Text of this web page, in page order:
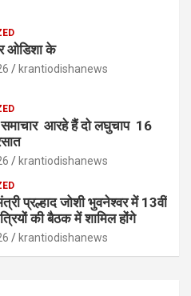
ओडिशा के
krantiodishanews
आरहे हैं दो लघुचाप 16
krantiodishanews
प्रल्हाद जोशी भुवनेश्वर में 13वीं
की बैठक में शामिल होंगे
krantiodishanews